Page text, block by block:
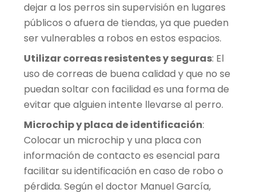
dejar a los perros sin supervisión en lugares
públicos o afuera de tiendas, ya que pueden
ser vulnerables a robos en estos espacios.
Utilizar correas resistentes y seguras: El
uso de correas de buena calidad y que no se
puedan soltar con facilidad es una forma de
evitar que alguien intente llevarse al perro.
Microchip y placa de identificación:
Colocar un microchip y una placa con
información de contacto es esencial para
facilitar su identificación en caso de robo o
pérdida. Según el doctor Manuel García,